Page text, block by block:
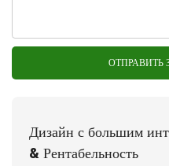
ОТПРАВИТЬ
Дизайн с большим
& Рентабельность